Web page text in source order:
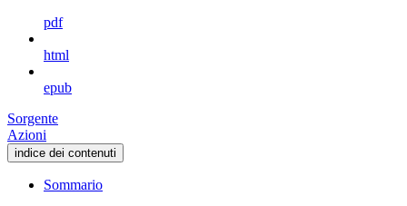
pdf
html
epub
Sorgente
Azioni
indice dei contenuti
Sommario